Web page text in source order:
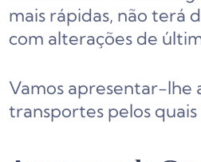
mais rápidas, não terá
com alterações de
Vamos apresentar-lhe
transportes pelos